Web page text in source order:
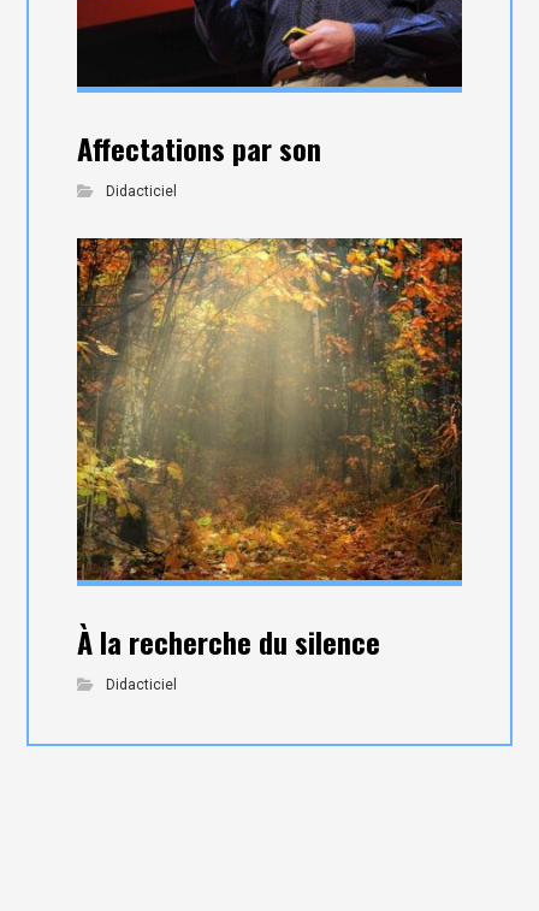
Affectations par son
Didacticiel
À la recherche du silence
Didacticiel